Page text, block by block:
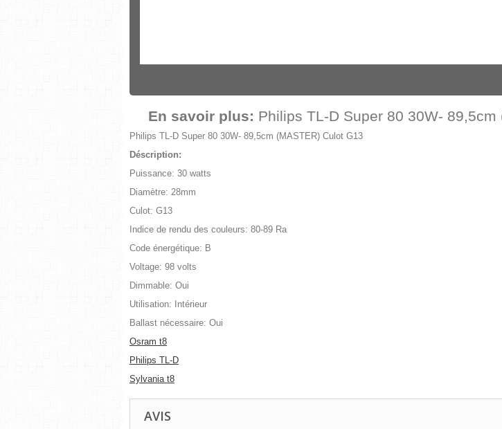
En savoir plus: Philips TL-D Super 80 30W-
Philips TL-D Super 80 30W- 89,5cm (MASTER) Culot G13
Déscription:
Puissance: 30 watts
Diamètre: 28mm
Culot: G13
Indice de rendu des couleurs: 80-89 Ra
Code énergétique: B
Voltage: 98 volts
Dimmable: Oui
Utilisation: Intérieur
Ballast nécessaire: Oui
Osram t8
Philips TL-D
Sylvania t8
AVIS